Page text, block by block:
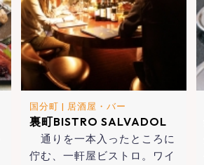
国分町 | 居酒屋・バー
裏町BISTRO SALVADOL
通りを一本入ったところに
佇む、一軒屋ビストロ。ワイ